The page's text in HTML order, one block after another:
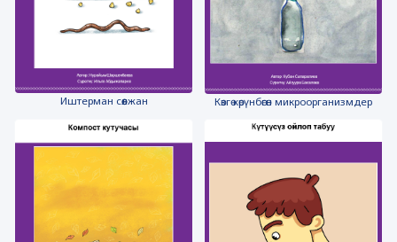
Иштерман сөөлжан Көзгө көрүнбөгөн микроорганизмдер